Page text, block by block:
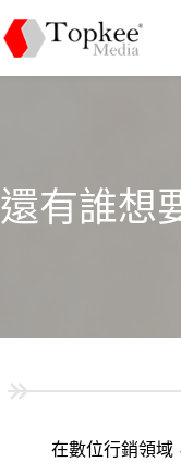
還有誰想
在數位行銷領域